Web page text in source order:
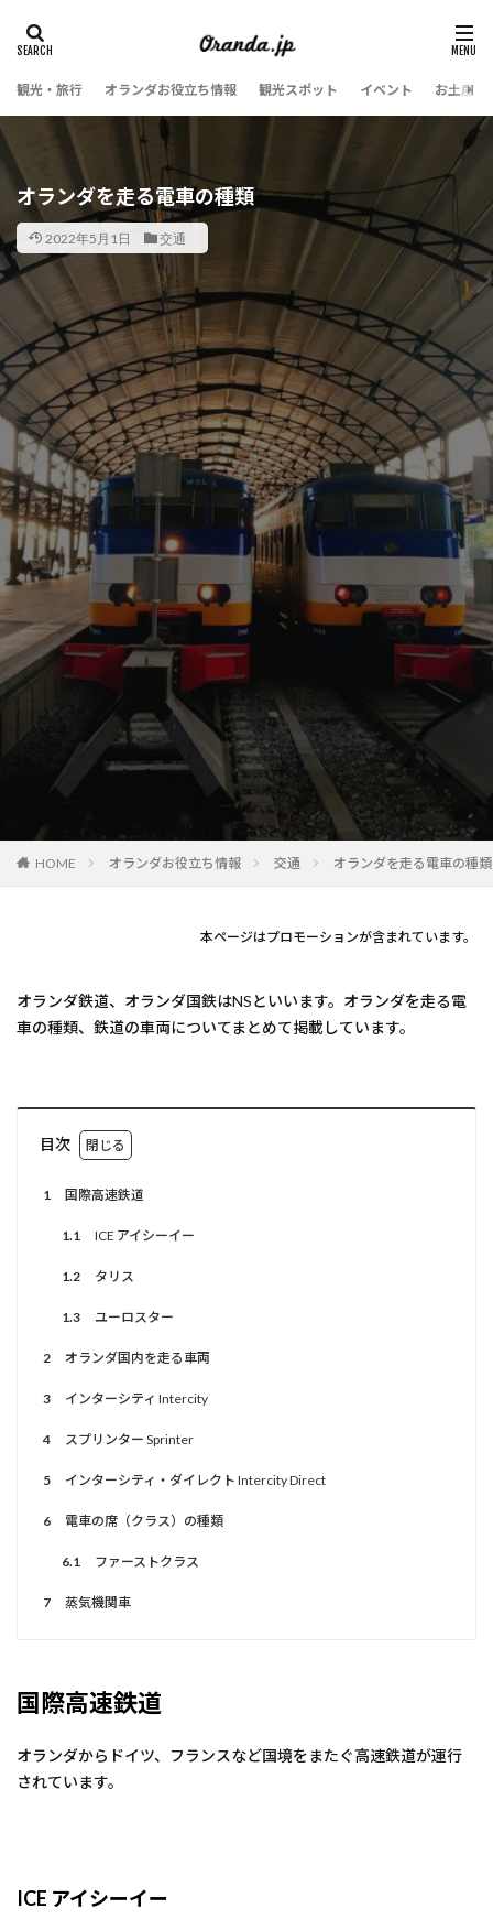
観光・旅行 オランダお役立ち情報 観光スポット イベント お土産・
オランダを走る電車の種類
2022年5月1日 交通
HOME オランダお役立ち情報 交通 オランダを走る電車の種類
本ページはプロモーションが含まれています。
オランダ鉄道、オランダ国鉄はNSといいます。オランダを走る電
車の種類、鉄道の車両についてまとめて掲載しています。
目次
1 国際高速鉄道
1.1 ICE アイシーイー
1.2 タリス
1.3 ユーロスター
2 オランダ国内を走る車両
3 インターシティ Intercity
4 スプリンター Sprinter
5 インターシティ・ダイレクト Intercity Direct
6 電車の席（クラス）の種類
6.1 ファーストクラス
7 蒸気機関車
国際高速鉄道
オランダからドイツ、フランスなど国境をまたぐ高速鉄道が運行
されています。
ICE アイシーイー